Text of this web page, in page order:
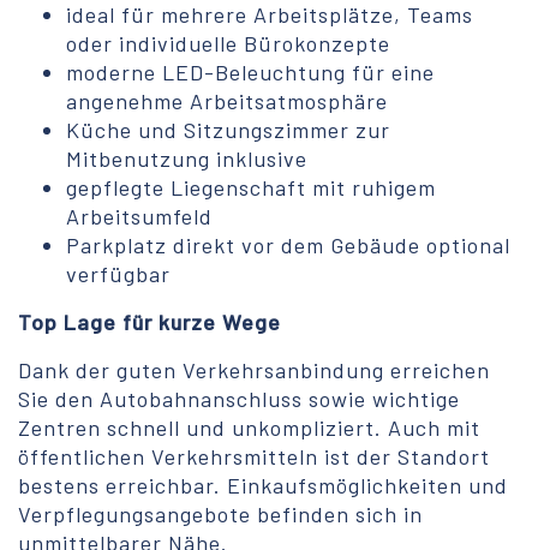
ideal für mehrere Arbeitsplätze, Teams
oder individuelle Bürokonzepte
moderne LED-Beleuchtung für eine
angenehme Arbeitsatmosphäre
Küche und Sitzungszimmer zur
Mitbenutzung inklusive
gepflegte Liegenschaft mit ruhigem
Arbeitsumfeld
Parkplatz direkt vor dem Gebäude optional
verfügbar
Top Lage für kurze Wege
Dank der guten Verkehrsanbindung erreichen
Sie den Autobahnanschluss sowie wichtige
Zentren schnell und unkompliziert. Auch mit
öffentlichen Verkehrsmitteln ist der Standort
bestens erreichbar. Einkaufsmöglichkeiten und
Verpflegungsangebote befinden sich in
unmittelbarer Nähe.